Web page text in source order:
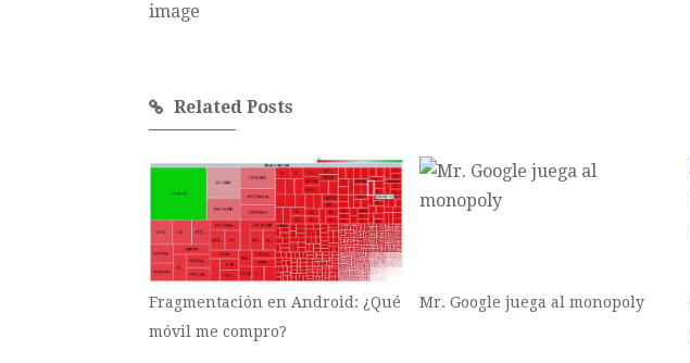
Related Posts
Fragmentación en Android: ¿Qué
móvil me compro?
Mr. Google juega al monopoly